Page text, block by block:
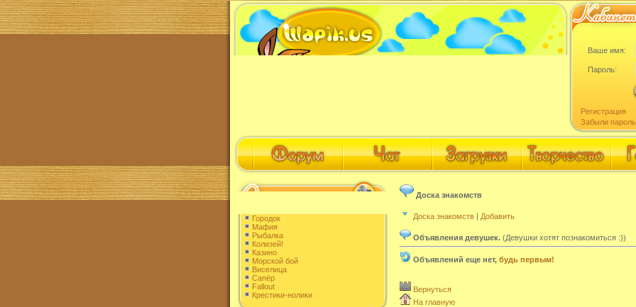
Ваше имя:
Пароль:
Регистрация
Забыли
Городок
Мафия
Рыбалка
Колизей!
Казино
Морской бой
Виселица
Сапёр
Fallout
Крестики-нолики
Доска знакомств
Доска знакомств | Добавить
Объявления девушек. (Девушки хотят познакомиться :))
Объявлений еще нет, будь первым!
Вернуться
На главную